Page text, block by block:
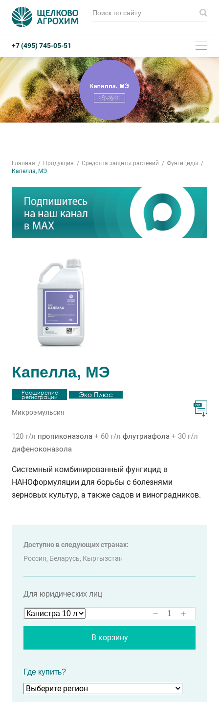
+7 (495) 745-05-51
Главная Продукция Средства защиты растений
Фунгициды
Капелла, МЭ
Капелла, МЭ
Расширение
регистрации Эко Плюс
Микроэмульсия
120 г/л пропиконазола + 60 г/л флутриафола + 30 г/л
дифеноконазола
Системный комбинированный фунгицид в
НАНОформуляции для борьбы с болезнями
зерновых культур, а также садов и виноградников.
Доступно в следующих странах:
Россия, Беларусь, Кыргызстан
Для юридических лиц
В корзину
Где купить?